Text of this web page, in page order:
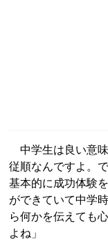
中学生は良い意味
従順なんですよ。
基本的に成功体験
ができていて中学
ら何かを伝えても
よね」